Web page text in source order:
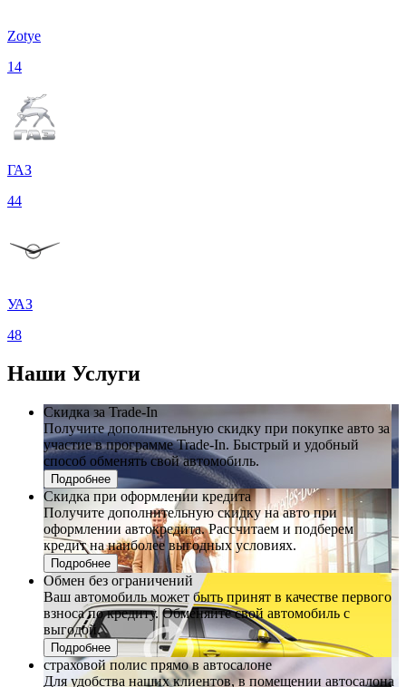
Zotye
14
ГАЗ
44
УАЗ
48
Наши Услуги
Скидка за Trade-In
Получите дополнительную скидку при покупке авто за
участие в программе Trade-In. Быстрый и удобный
способ обменять свой автомобиль.
Подробнее
Скидка при оформлении кредита
Получите дополнительную скидку на авто при
оформлении автокредита. Рассчитаем и подберем
кредит на наиболее выгодных условиях.
Подробнее
Обмен без ограничений
Ваш автомобиль может быть принят в качестве первого
взноса по кредиту. Обменяйте свой автомобиль с
выгодой.
Подробнее
страховой полис прямо в автосалоне
Для удобства наших клиентов, в помещении автосалона